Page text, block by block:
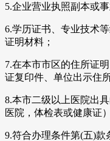
5.企业营业执照副本或
6.学历证书、专业技术
证明材料；
7.在本市市区的住所证
证复印件、单位出示住
8.本市二级以上医院出
医院，体检表或健康证）
9.符合办理条件第(五)